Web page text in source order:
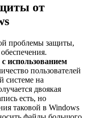
от
проблемы защиты,
использованием
пользователей
системе на
двоякая
есть, но
таковой в Windows